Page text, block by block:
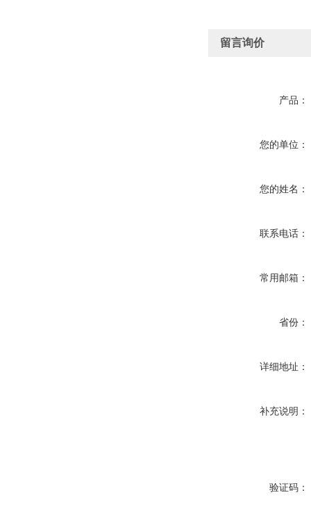
留言询价
产品：
您的单位：
您的姓名：
联系电话：
常用邮箱：
省份：
详细地址：
补充说明：
验证码：